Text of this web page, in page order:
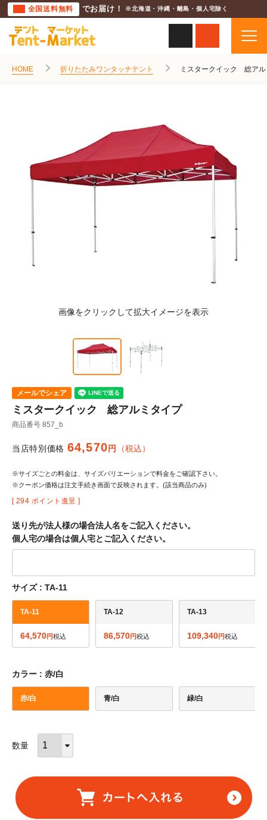
全国送料無料 でお届け！ ※北海道・沖縄・離島・個人宅除く
HOME 折りたたみワンタッチテント ミスタークイック 総アル
ミスタークイック 総アルミタイプ
商品番号 857_b
当店特別価格 64,570 税込
※サイズごとの料金は、サイズバリエーションで料金をご確認下さい。
※クーポン価格は注文手続き画面で反映されます。(該当商品のみ)
[ 294 ポイント進呈 ]
送り先が法人様の場合法人名をご記入ください。
個人宅の場合は個人宅とご記入ください。
サイズ TA-11
TA-11
64,570 税込
TA-12
86,570 税込
TA-13
109,340 税込
カラー 赤/白
赤/白 青/白 緑/白
メールでシェア